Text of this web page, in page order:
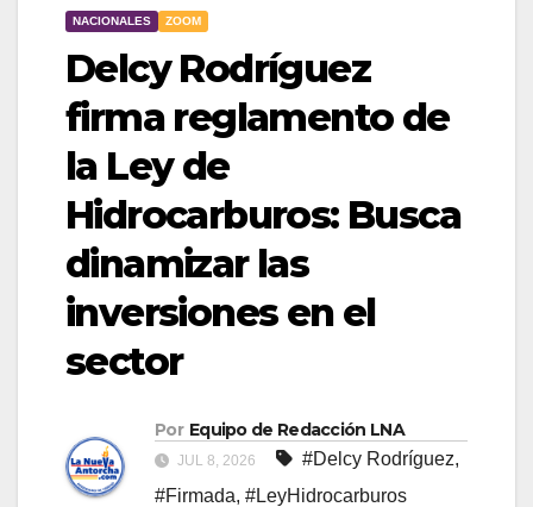
NACIONALES ZOOM
Delcy Rodríguez
firma reglamento de
la Ley de
Hidrocarburos: Busca
dinamizar las
inversiones en el
sector
Por Equipo de Redacción LNA
JUL 8, 2026 #Delcy Rodríguez,
#Firmada, #LeyHidrocarburos